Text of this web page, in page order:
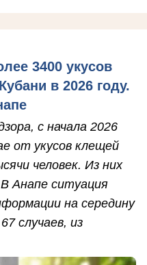
3400 укусов
в 2026 году.
с начала 2026
от укусов клещей
человек. Из них
Анапе ситуация
на середину
случаев, из